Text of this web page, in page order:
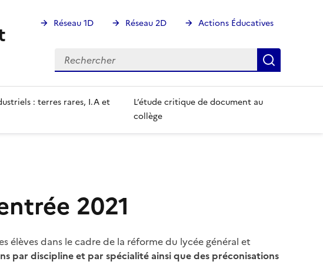
Réseau 1D Réseau 2D Actions Éducatives
Rechercher
Rechercher
: terres rares, I.A et
L’étude critique de document au
collège
2021
élèves dans le cadre de la réforme du lycée général et
par discipline et par spécialité ainsi que des préconisations